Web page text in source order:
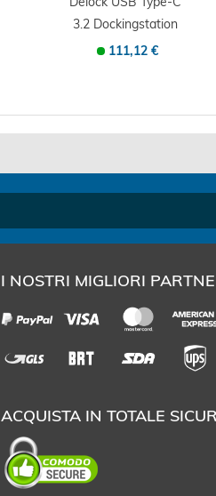
3.2 Dockingstation
4K -...
111,12 €
I NOSTRI MIGLIORI
ACQUISTA IN TOTALE